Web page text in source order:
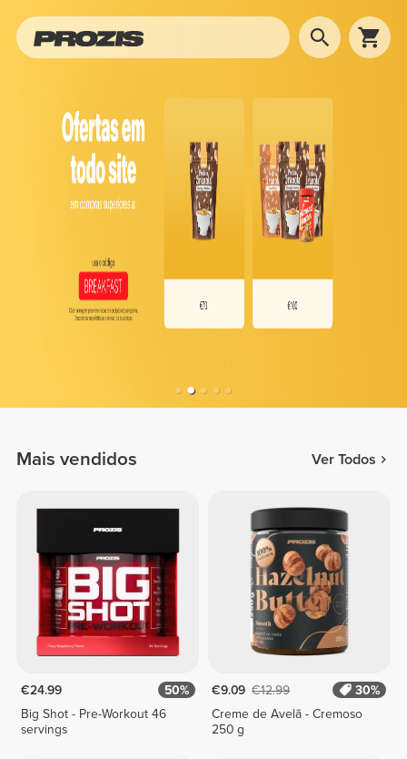
Mais vendidos Ver Todos
€24.99
50%
Big Shot - Pre-Workout 46
servings
€9.09 €12.99
30%
Creme de Avelã - Cremoso
250 g